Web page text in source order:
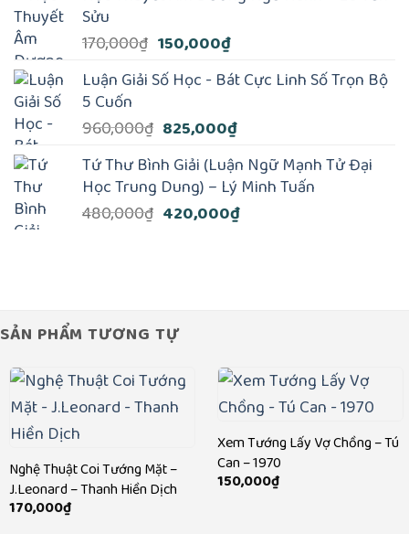
Sửu
170,000₫ Giá
gốc
là:
150,000₫Giá
tại
150,000₫.
Luận Giải Số Học - Bát Cực Linh Số Trọn Bộ
5 Cuốn
960,000₫ Giá
là:
960,000₫.
825,000₫Giá
tại
là:
825,000₫.
Tứ Thư Bình Giải (Luận Ngữ Mạnh Tử Đại
Học Trung Dung) – Lý Minh Tuấn
480,000₫ Giá
420,000₫Giá
SẢN PHẨM TƯƠNG TỰ
Nghệ Thuật Coi Tướng Mặt –
J.Leonard – Thanh Hiền Dịch
170,000₫
Xem Tướng Lấy Vợ Chồng – Tú
Can – 1970
150,000₫